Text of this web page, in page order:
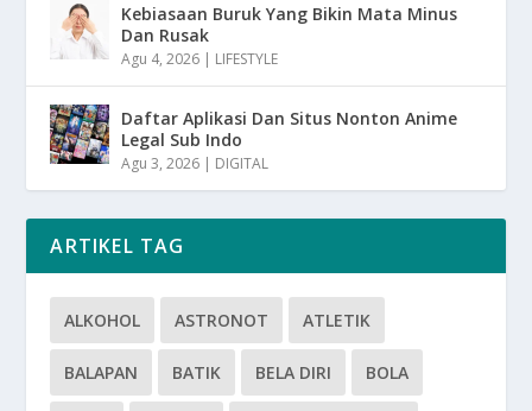
Kebiasaan Buruk Yang Bikin Mata Minus
Dan Rusak
Agu 4, 2026 | LIFESTYLE
Daftar Aplikasi Dan Situs Nonton Anime
Legal Sub Indo
Agu 3, 2026 | DIGITAL
ARTIKEL TAG
ALKOHOL ASTRONOT ATLETIK
BALAPAN BATIK BELA DIRI BOLA